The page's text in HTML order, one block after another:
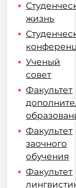
жизнь
Ученый
совет
Факультет
Факультет
заочного
обучения
Факультет